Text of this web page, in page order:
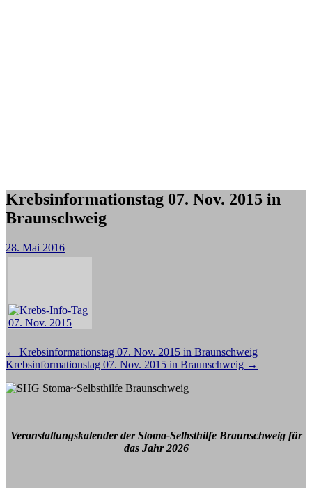
Krebsinformationstag 07. Nov. 2015 in
Braunschweig
28. Mai 2016
Beitragsnavigation
← Krebsinformationstag 07. Nov. 2015 in Braunschweig
Krebsinformationstag 07. Nov. 2015 in Braunschweig →
Veranstaltungskalender der Stoma-Selbsthilfe Braunschweig für
das Jahr 2026